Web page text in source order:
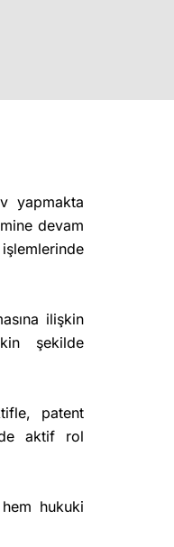
yapmakta
devam
ilişkin
şekilde
patent
aktif rol
hukuki